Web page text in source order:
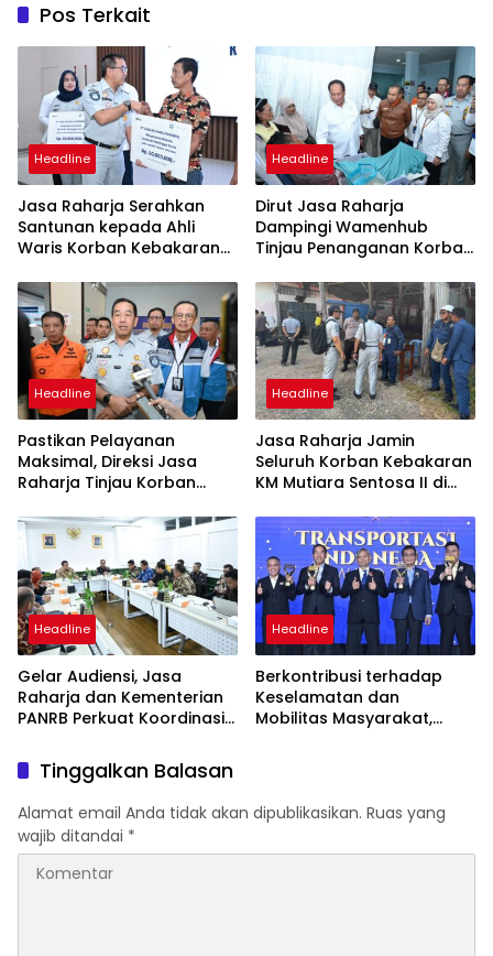
Pos Terkait
Headline
Jasa Raharja Serahkan
Santunan kepada Ahli
Waris Korban Kebakaran
Headline
Dirut Jasa Raharja
Dampingi Wamenhub
Tinjau Penanganan Korban
PHC Surabaya
Headline
Pastikan Pelayanan
Maksimal, Direksi Jasa
Raharja Tinjau Korban
Sentosa II
Headline
Jasa Raharja Jamin
Seluruh Korban Kebakaran
KM Mutiara Sentosa II di
Headline
Gelar Audiensi, Jasa
Raharja dan Kementerian
PANRB Perkuat Koordinasi
dan SWDKLLJ
Headline
Berkontribusi terhadap
Keselamatan dan
Mobilitas Masyarakat,
Awards 2026
Tinggalkan Balasan
Alamat email Anda tidak akan dipublikasikan. Ruas yang
wajib ditandai *